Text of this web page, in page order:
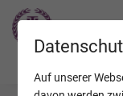
Auf unserer
JAHRESTAGE